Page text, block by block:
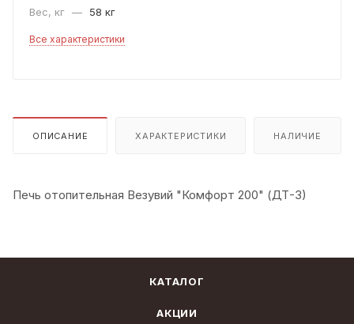
Вес, кг — 58 кг
Все характеристики
ОПИСАНИЕ ХАРАКТЕРИСТИКИ НАЛИЧИЕ
Печь отопительная Везувий "Комфорт 200" (ДТ-3)
КАТАЛОГ
АКЦИИ